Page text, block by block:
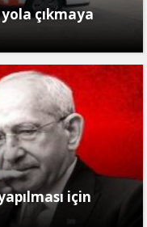
çıkmaya
için